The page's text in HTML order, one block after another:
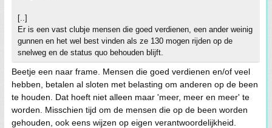
[..]
Er is een vast clubje mensen die goed verdienen, een ander weinig
gunnen en het wel best vinden als ze 130 mogen rijden op de
snelweg en de status quo behouden blijft.
Beetje een naar frame. Mensen die goed verdienen en/of veel
hebben, betalen al sloten met belasting om anderen op de been
te houden. Dat hoeft niet alleen maar 'meer, meer en meer' te
worden. Misschien tijd om de mensen die op de been worden
gehouden, ook eens wijzen op eigen verantwoordelijkheid.